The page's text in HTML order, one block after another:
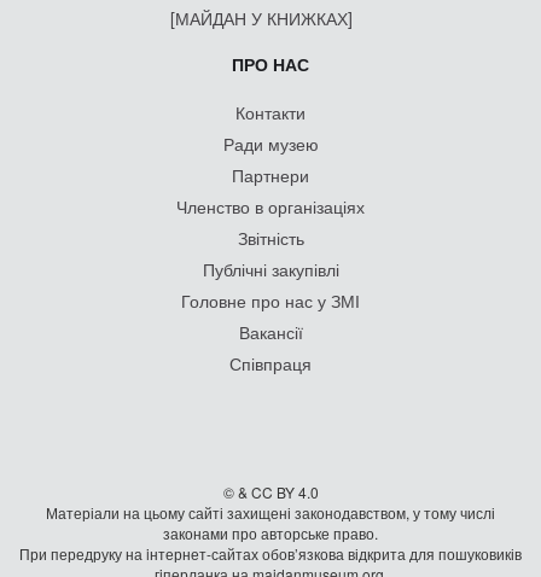
[МАЙДАН У КНИЖКАХ]
ПРО НАС
Контакти
Ради музею
Партнери
Членство в організаціях
Звітність
Публічні закупівлі
Головне про нас у ЗМІ
Вакансії
Співпраця
© & CC BY 4.0
Матеріали на цьому сайті захищені законодавством, у тому числі
законами про авторське право.
При передруку на iнтернет-сайтах обов’язкова відкрита для пошуковиків